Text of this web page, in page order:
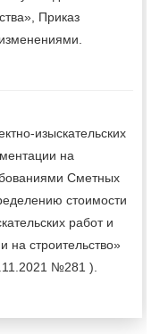
Приказ
изыскательских
на
Сметных
стоимости
работ и
на строительство»
№281 ).